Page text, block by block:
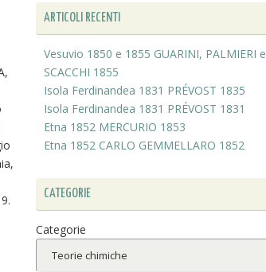
ARTICOLI RECENTI
Vesuvio 1850 e 1855 GUARINI, PALMIERI e
SCACCHI 1855
Isola Ferdinandea 1831 PRÉVOST 1835
Isola Ferdinandea 1831 PRÉVOST 1831
Etna 1852 MERCURIO 1853
Etna 1852 CARLO GEMMELLARO 1852
CATEGORIE
Categorie